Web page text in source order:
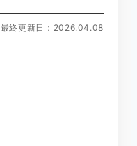
最終更新日：2026.04.08